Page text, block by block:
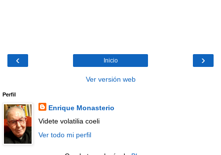
‹ ›
Inicio
Ver versión web
Perfil
Enrique Monasterio
Videte volatilia coeli
Ver todo mi perfil